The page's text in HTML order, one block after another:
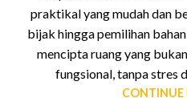
praktikal yang mudah dan
bijak hingga pemilihan
mencipta ruang yang
fungsional, tanpa stres
CONTINUE